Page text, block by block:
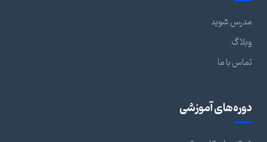
مدرس شوید
وبلاگ
تماس با ما
دوره‌های آموزشی